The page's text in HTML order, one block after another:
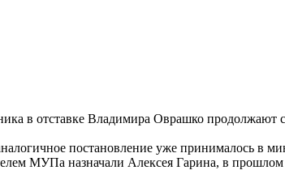
в отставке Владимира Оврашко
постановление уже принималось в
МУПа назначали Алексея Гарина, в